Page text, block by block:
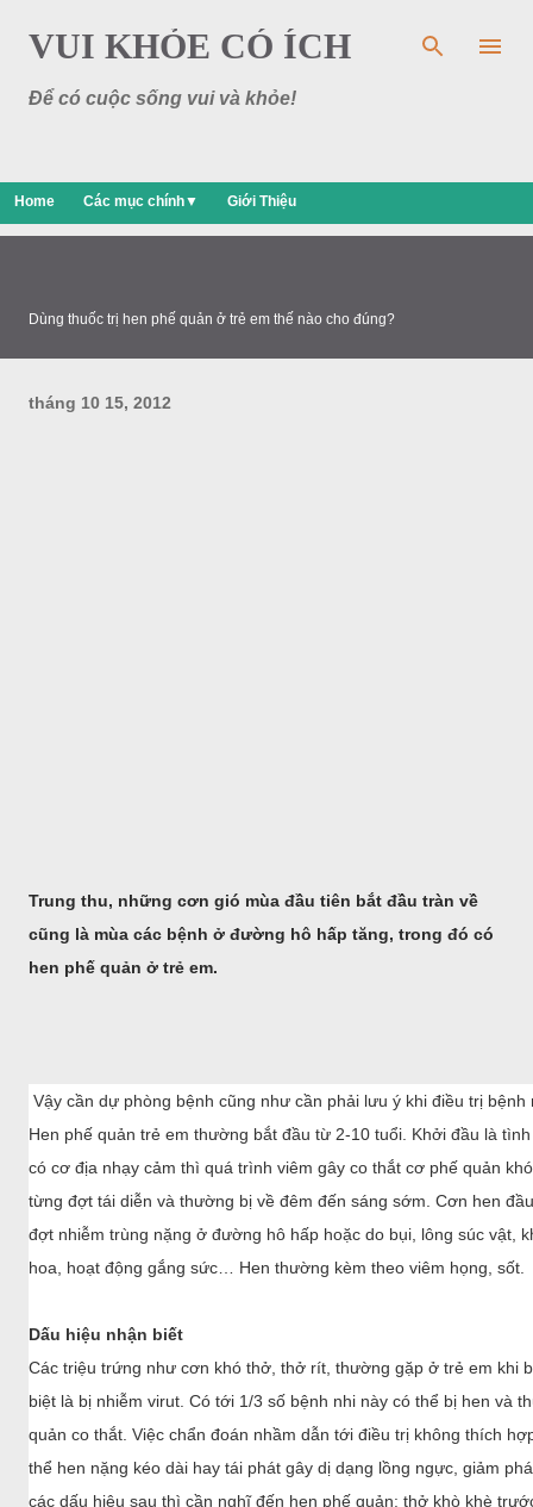
Chuyển đến nội dung chính
VUI KHỎE CÓ ÍCH
Để có cuộc sống vui và khỏe!
Home Các mục chính▼ Giới Thiệu
Dùng thuốc trị hen phế quản ở trẻ em thế nào cho đúng?
tháng 10 15, 2012
hoa, hoạt động gắng sức… Hen thường kèm theo viêm họng, sốt.
Dấu hiệu nhận biết
thể hen nặng kéo dài hay tái phát gây dị dạng lồng ngực, giảm
các dấu hiệu sau thì cần nghĩ đến hen phế quản: thở khò khè
phế quản hoặc bị chàm; tăng bạch cầu ái toan trong máu, khò
mũi dị ứng.
Điều trị hen ở trẻ em chúng ta cần chú ý điều trị dự phòng là
cơn hen cấp cần xử trí nhanh chóng và theo dõi chặt chẽ. Loại
hoa, bụi nhà, nấm mốc… giảm phơi nhiễm với các yếu tố nguy
các cháu tiếp xúc với bụi khói đặc biệt là khói thuốc lá; nên tiêm
cho bệnh nhân.